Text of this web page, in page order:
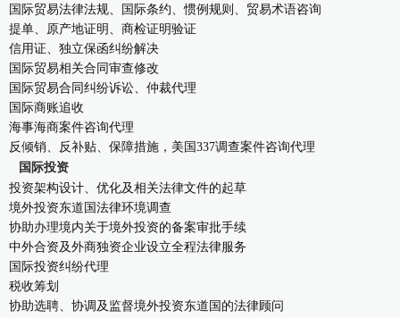
国际贸易法律法规、国际条约、惯例规则、贸易术语咨询
提单、原产地证明、商检证明验证
信用证、独立保函纠纷解决
国际贸易相关合同审查修改
国际贸易合同纠纷诉讼、仲裁代理
国际商账追收
海事海商案件咨询代理
反倾销、反补贴、保障措施，美国337调查案件咨询代理
国际投资
投资架构设计、优化及相关法律文件的起草
境外投资东道国法律环境调查
协助办理境内关于境外投资的备案审批手续
中外合资及外商独资企业设立全程法律服务
国际投资纠纷代理
税收筹划
协助选聘、协调及监督境外投资东道国的法律顾问